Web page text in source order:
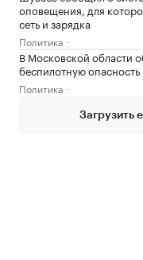
оповещения, для
сеть и зарядка
Политика
В Московской области
беспилотную опасность
Политика
Загрузить